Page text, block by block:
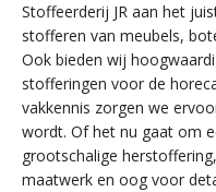
Stoffeerderij JR aan het
stofferen van meubels,
Ook bieden wij
stofferingen voor de
vakkennis zorgen we
wordt. Of het nu gaat om
grootschalige
maatwerk en oog voor